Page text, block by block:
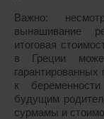
Важно:
вынашивание
итоговая
в Греции
к
будущим
сурмамы и